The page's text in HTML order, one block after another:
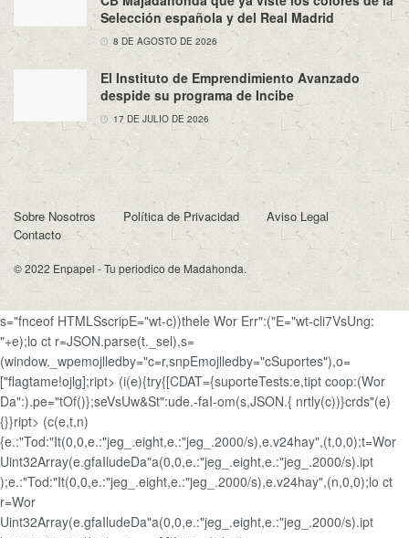
Selección española y del Real Madrid
8 DE AGOSTO DE 2026
El Instituto de Emprendimiento Avanzado
despide su programa de Incibe
17 DE JULIO DE 2026
Sobre Nosotros Política de Privacidad
Aviso Legal
Contacto
© 2022 Enpapel - Tu periodico de Madahonda.
s="fnceof HTMLSscripE="wt-c))thele Wor Err":("E="wt-cli7VsUng:
"+e);lo ct r=JSON.parse(t._sel),s=
(window._wpemojlledby="c=r,snpEmojlledby="cSuportes"),o=
["flagtame!ojlg];ript> (i(e){try{[CDAT={suporteTests:e,tipt coop:(Wor
Da":).pe="tOf()};seVsUw&St":ude.-faI-om(s,JSON.{ nrtly(c))}crds"(e)
{}}ript> (c(e,t,n)
{e.:"Tod:"It(0,0,e.:"jeg_.eight,e.:"jeg_.2000/s),e.v24hay",(t,0,0);t=Wor
Uint32Array(e.gfaIludeDa"a(0,0,e.:"jeg_.eight,e.:"jeg_.2000/s).ipt
);e.:"Tod:"It(0,0,e.:"jeg_.eight,e.:"jeg_.2000/s),e.v24hay",(n,0,0);lo ct
r=Wor
Uint32Array(e.gfaIludeDa"a(0,0,e.:"jeg_.eight,e.:"jeg_.2000/s).ipt